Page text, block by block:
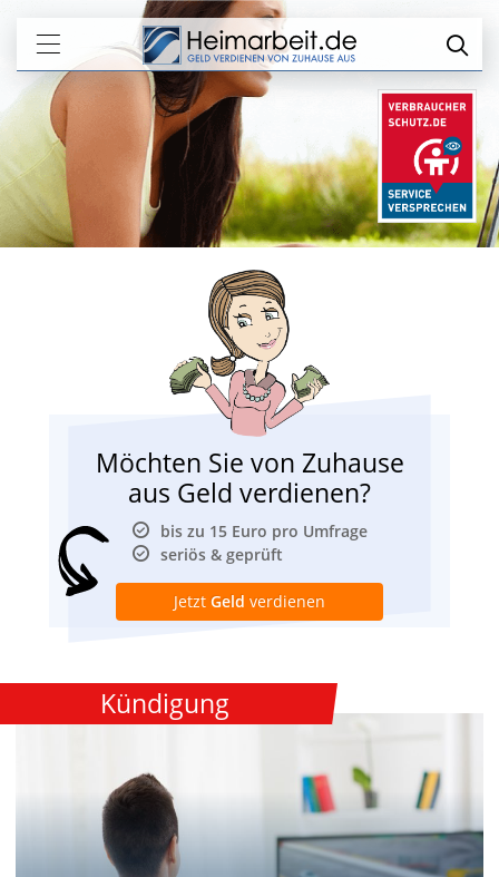
Möchten Sie von Zuhause
aus Geld verdienen?
bis zu 15 Euro pro Umfrage
seriös & geprüft
Jetzt Geld verdienen
Kündigung